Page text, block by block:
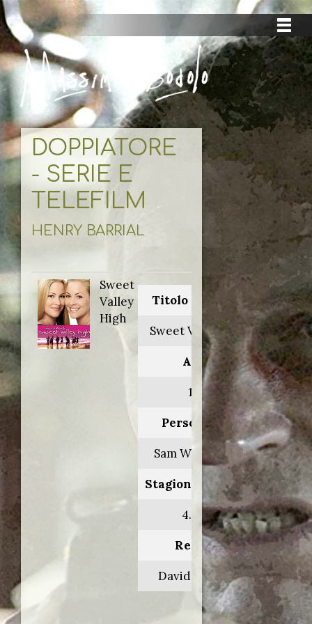
DOPPIATORE
- SERIE E
TELEFILM
HENRY BARRIAL
Sweet
Valley
High
Titolo originale:
Sweet Valley High
Anno:
1997
Personaggio:
Sam Wainwright
Stagione.Episodio:
4.16-17
Regia di:
David Winning